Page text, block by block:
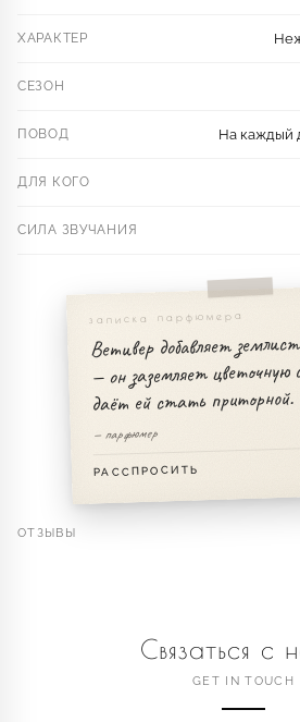
ХАРАКТЕР
СЕЗОН
ПОВОД На каждый
ДЛЯ КОГО
СИЛА ЗВУЧАНИЯ
записка парфюмера
Ветивер добавляет
— он заземляет цветочную
даёт ей стать приторной.
— парфюмер
РАССПРОСИТЬ
ОТЗЫВЫ
Связаться с
GET IN TOUCH